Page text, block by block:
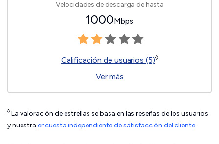
Velocidades de descarga de hasta
1000Mbps
Calificación de usuarios (5)◊
Ver más
◊ La valoración de estrellas se basa en las reseñas de los usuarios
y nuestra encuesta independiente de satisfacción del cliente.